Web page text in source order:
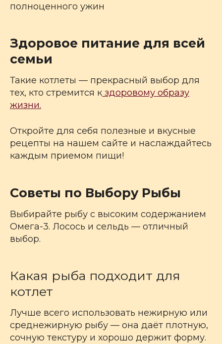
полноценного ужин
Здоровое питание для всей
семьи
Такие котлеты — прекрасный выбор для
тех, кто стремится к здоровому образу
жизни.
Откройте для себя полезные и вкусные
рецепты на нашем сайте и наслаждайтесь
каждым приемом пищи!
Советы по Выбору Рыбы
Выбирайте рыбу с высоким содержанием
Омега-3. Лосось и сельдь — отличный
выбор.
Какая рыба подходит для
котлет
Лучше всего использовать нежирную или
среднежирную рыбу — она даёт плотную,
сочную текстуру и хорошо держит форму.